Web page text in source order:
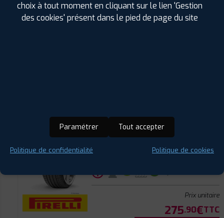
ⓘ D A A 71
285/35 ZR 19 103Y
CODE EAN : 8019227190700
ⓘ
Prix unitaire
275.90€TTC
choix à tout moment en cliquant sur le lien 'Gestion
des cookies' présent dans le pied de page du site
Paramétrer Tout accepter
Politique de confidentialité Politique de cookies